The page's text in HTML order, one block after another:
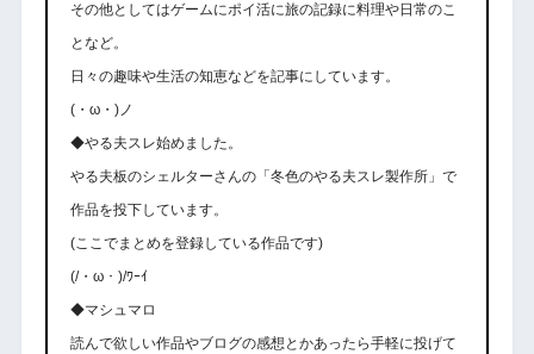
その他としてはゲームにポイ活に旅の記録に料理や日常のこ
となど。
日々の趣味や生活の知恵などを記事にしています。
(・ω・)ノ
◆やる夫スレ始めました。
やる夫板のシェルターさんの「冬色のやる夫スレ製作所」で
作品を投下しています。
(ここでまとめを登録している作品です)
(/・ω・)/ﾜｰｲ
◆マシュマロ
読んで欲しい作品やブログの感想とかあったら手軽に投げて